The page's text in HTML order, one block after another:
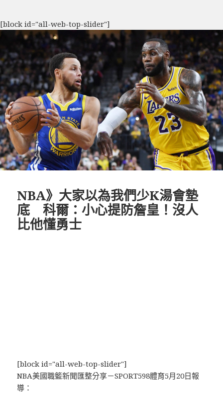
[block id="all-web-top-slider"]
NBA》大家以為我們少K湯會墊
底 科爾：小心提防詹皇！沒人
比他懂勇士
[block id="all-web-top-slider"]
NBA美國職籃新聞匯整分享－SPORT598體育5月20日報
導：